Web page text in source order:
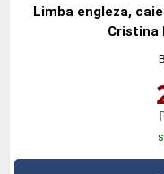
Limba engleza,
Cristina